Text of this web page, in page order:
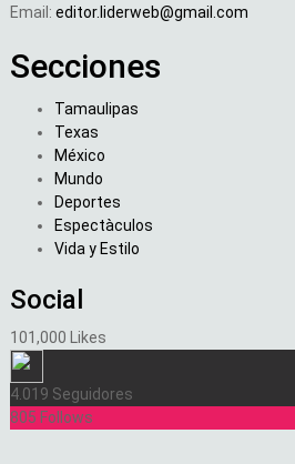
Email: editor.liderweb@gmail.com
Secciones
Tamaulipas
Texas
México
Mundo
Deportes
Espectàculos
Vida y Estilo
Social
101,000 Likes
4.019 Seguidores
805 Follows